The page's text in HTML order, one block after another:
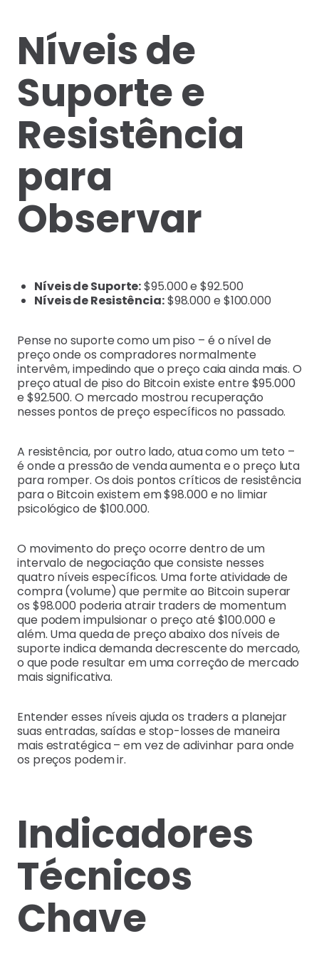
Níveis de
Suporte e
Resistência
para
Observar
Níveis de Suporte:$95.000 e $92.500
Níveis de Resistência:$98.000 e $100.000
Pense no suporte como um piso – é o nível de
preço onde os compradores normalmente
intervêm, impedindo que o preço caia ainda mais. O
preço atual de piso do Bitcoin existe entre $95.000
e $92.500. O mercado mostrou recuperação
nesses pontos de preço específicos no passado.
A resistência, por outro lado, atua como um teto –
é onde a pressão de venda aumenta e o preço luta
para romper. Os dois pontos críticos de resistência
para o Bitcoin existem em $98.000 e no limiar
psicológico de $100.000.
O movimento do preço ocorre dentro de um
intervalo de negociação que consiste nesses
quatro níveis específicos. Uma forte atividade de
compra (volume) que permite ao Bitcoin superar
os $98.000 poderia atrair traders de momentum
que podem impulsionar o preço até $100.000 e
além. Uma queda de preço abaixo dos níveis de
suporte indica demanda decrescente do mercado,
o que pode resultar em uma correção de mercado
mais significativa.
Entender esses níveis ajuda os traders a planejar
suas entradas, saídas e stop-losses de maneira
mais estratégica – em vez de adivinhar para onde
os preços podem ir.
Indicadores
Técnicos
Chave